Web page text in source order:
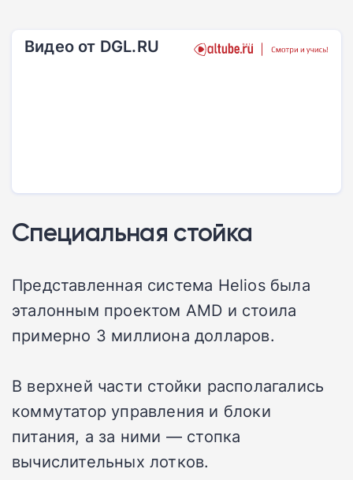
Видео от DGL.RU
Специальная стойка
Представленная система Helios была
эталонным проектом AMD и стоила
примерно 3 миллиона долларов.
В верхней части стойки располагались
коммутатор управления и блоки
питания, а за ними — стопка
вычислительных лотков.